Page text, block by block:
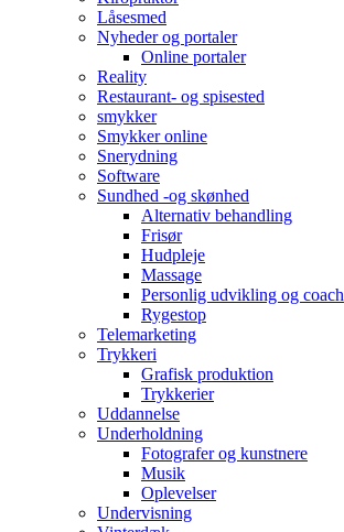
Låsesmed
Nyheder og portaler
Online portaler
Reality
Restaurant- og spisested
smykker
Smykker online
Snerydning
Software
Sundhed -og skønhed
Alternativ behandling
Frisør
Hudpleje
Massage
Personlig udvikling og coach
Rygestop
Telemarketing
Trykkeri
Grafisk produktion
Trykkerier
Uddannelse
Underholdning
Fotografer og kunstnere
Musik
Oplevelser
Undervisning